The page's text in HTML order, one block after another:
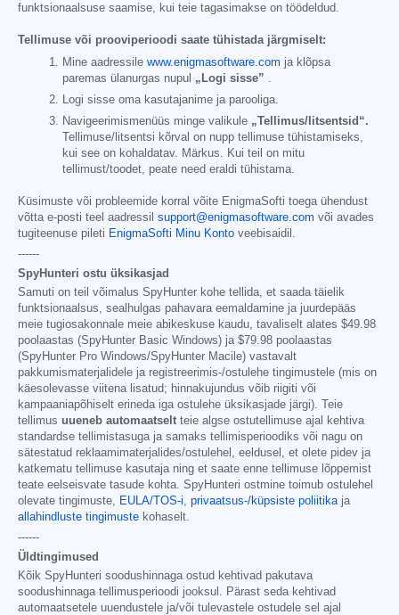
funktsionaalsuse saamise, kui teie tagasimakse on töödeldud.
Tellimuse või prooviperioodi saate tühistada järgmiselt:
Mine aadressile www.enigmasoftware.com ja klõpsa
paremas ülanurgas nupul „Logi sisse”
Logi sisse oma kasutajanime ja parooliga.
Navigeerimismenüüs minge valikule „Tellimus/litsentsid“.
Tellimuse/litsentsi kõrval on nupp tellimuse tühistamiseks,
kui see on kohaldatav. Märkus. Kui teil on mitu
tellimust/toodet, peate need eraldi tühistama.
Küsimuste või probleemide korral võite EnigmaSofti toega ühendust
võtta e-posti teel aadressil support@enigmasoftware.com või avades
tugiteenuse pileti EnigmaSofti Minu Konto veebisaidil.
------
SpyHunteri ostu üksikasjad
Samuti on teil võimalus SpyHunter kohe tellida, et saada täielik
funktsionaalsus, sealhulgas pahavara eemaldamine ja juurdepääs
meie tugiosakonnale meie abikeskuse kaudu, tavaliselt alates $49.98
poolaastas (SpyHunter Basic Windows) ja $79.98 poolaastas
(SpyHunter Pro Windows/SpyHunter Macile) vastavalt
pakkumismaterjalidele ja registreerimis-/ostulehe tingimustele (mis on
käesolevasse viitena lisatud; hinnakujundus võib riigiti või
kampaaniapõhiselt erineda iga ostulehe üksikasjade järgi). Teie
tellimus uueneb automaatselt teie algse ostutellimuse ajal kehtiva
standardse tellimistasuga ja samaks tellimisperioodiks või nagu on
sätestatud reklaamimaterjalides/ostulehel, eeldusel, et olete pidev ja
katkematu tellimuse kasutaja ning et saate enne tellimuse lõppemist
teate eelseisvate tasude kohta. SpyHunteri ostmine toimub ostulehel
olevate tingimuste, EULA/TOS-i, privaatsus-/küpsiste poliitikaja
allahindluste tingimuste kohaselt.
------
Üldtingimused
Kõik SpyHunteri soodushinnaga ostud kehtivad pakutava
soodushinnaga tellimusperioodi jooksul. Pärast seda kehtivad
automaatsetele uuendustele ja/või tulevastele ostudele sel ajal